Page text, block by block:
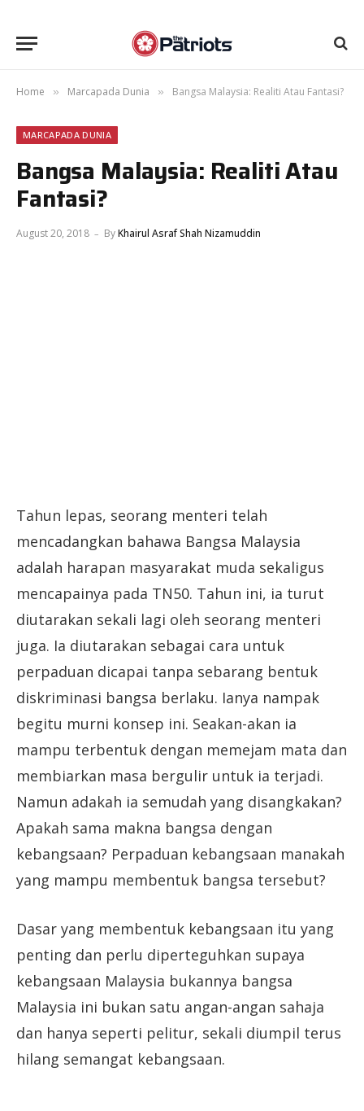
Home » Marcapada Dunia » Bangsa Malaysia: Realiti Atau Fantasi?
MARCAPADA DUNIA
Bangsa Malaysia: Realiti Atau
Fantasi?
August 20, 2018 ByKhairul Asraf Shah Nizamuddin
Tahun lepas, seorang menteri telah
mencadangkan bahawa Bangsa Malaysia
adalah harapan masyarakat muda sekaligus
mencapainya pada TN50. Tahun ini, ia turut
diutarakan sekali lagi oleh seorang menteri
juga. Ia diutarakan sebagai cara untuk
perpaduan dicapai tanpa sebarang bentuk
diskriminasi bangsa berlaku. Ianya nampak
begitu murni konsep ini. Seakan-akan ia
mampu terbentuk dengan memejam mata dan
membiarkan masa bergulir untuk ia terjadi.
Namun adakah ia semudah yang disangkakan?
Apakah sama makna bangsa dengan
kebangsaan? Perpaduan kebangsaan manakah
yang mampu membentuk bangsa tersebut?
Dasar yang membentuk kebangsaan itu yang
penting dan perlu diperteguhkan supaya
kebangsaan Malaysia bukannya bangsa
Malaysia ini bukan satu angan-angan sahaja
dan hanya seperti pelitur, sekali diumpil terus
hilang semangat kebangsaan.